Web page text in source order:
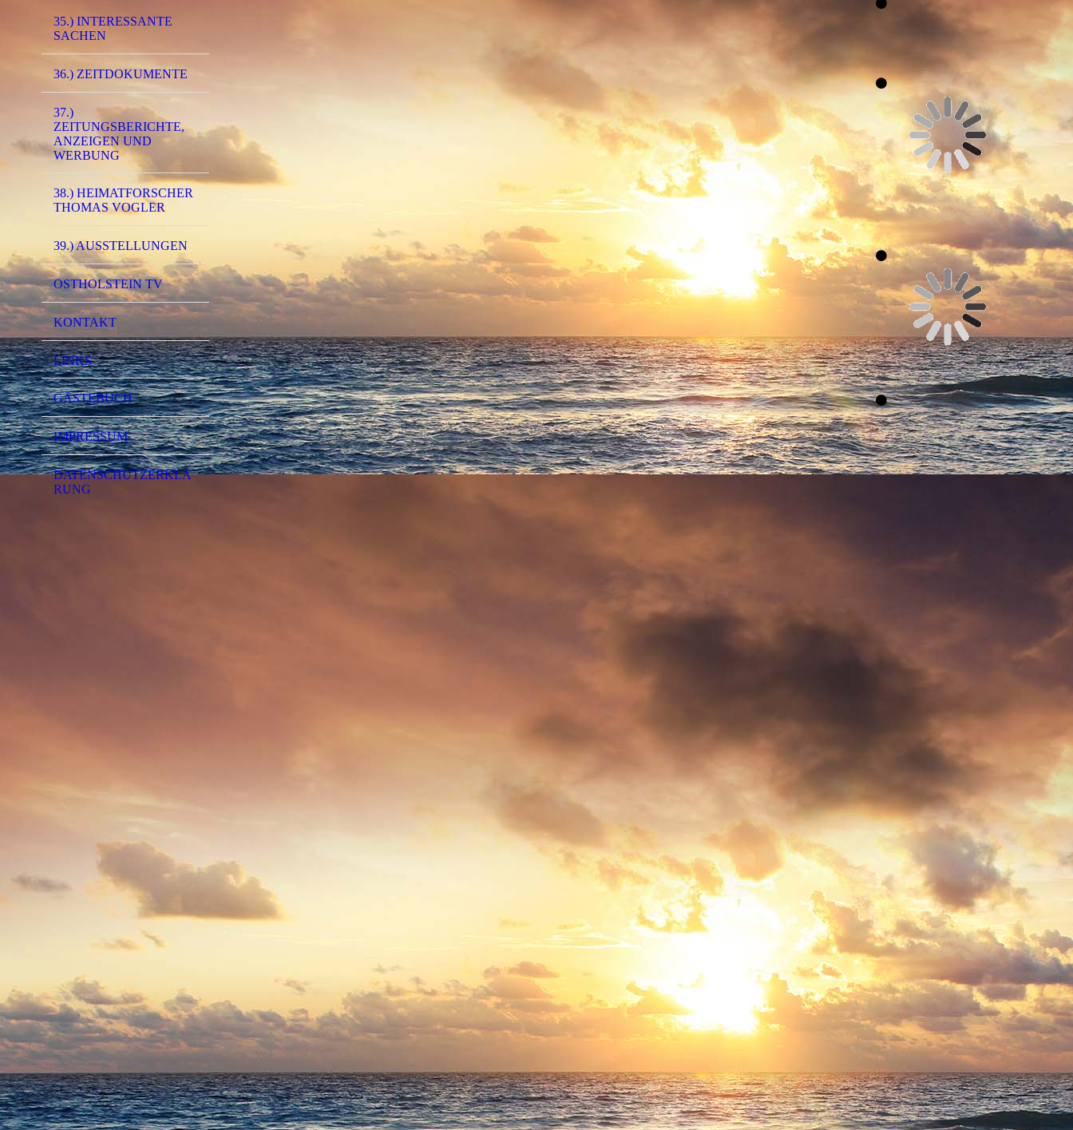
35.) INTERESSANTE
SACHEN
36.) ZEITDOKUMENTE
37.)
ZEITUNGSBERICHTE,
ANZEIGEN UND
WERBUNG
38.) HEIMATFORSCHER
THOMAS VOGLER
39.) AUSSTELLUNGEN
OSTHOLSTEIN TV
KONTAKT
LINKS
GÄSTEBUCH
IMPRESSUM
DATENSCHUTZERKLÄ
RUNG
0375 - (0001) Eisenbahnunfall 30.7.1942 Bild8
0376 - (0001) Eisenbahnunfall 30.7.1942 Bild3